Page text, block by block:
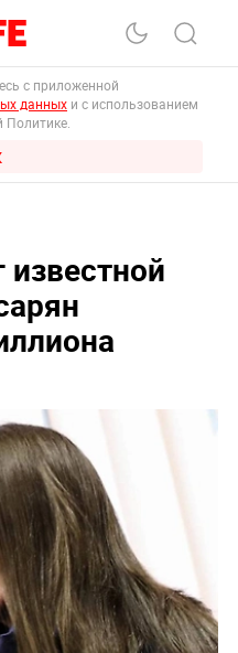
с приложенной
данных и с использованием
Политике.